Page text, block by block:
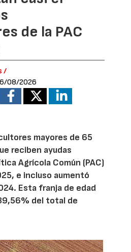
de la PAC
/
08/2026
mayores de 65
reciben ayudas
Agrícola Común (PAC)
e incluso aumentó
Esta franja de edad
del total de